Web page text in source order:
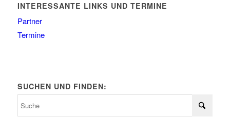
INTERESSANTE LINKS UND TERMINE
Partner
Termine
SUCHEN UND FINDEN: